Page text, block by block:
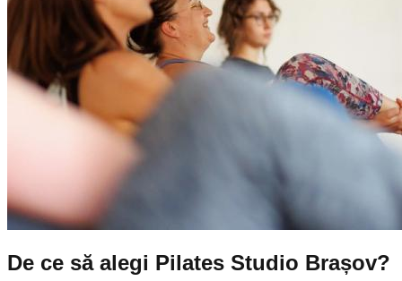
De ce să alegi Pilates Studio Brașov?